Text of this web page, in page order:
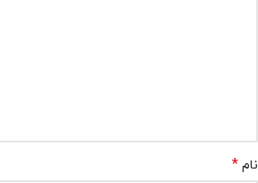
نام *